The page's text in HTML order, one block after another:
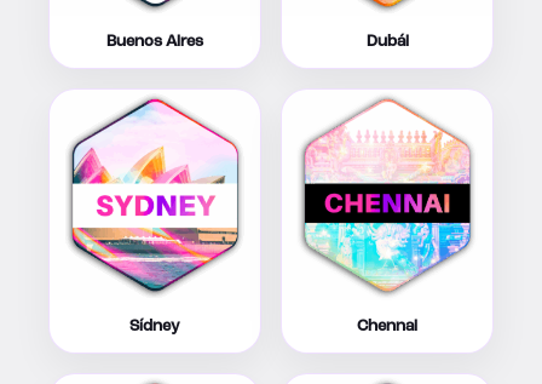
Buenos Aires Dubái
Sídney Chennai